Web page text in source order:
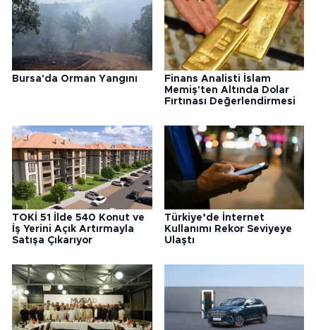
Bursa'da Orman Yangını
Finans Analisti İslam
Memiş'ten Altında Dolar
Fırtınası Değerlendirmesi
TOKİ 51 İlde 540 Konut ve
İş Yerini Açık Artırmayla
Satışa Çıkarıyor
Türkiye’de İnternet
Kullanımı Rekor Seviyeye
Ulaştı